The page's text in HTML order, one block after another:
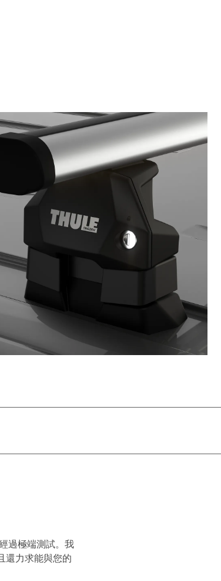
過極端測試。我
還力求能與您的